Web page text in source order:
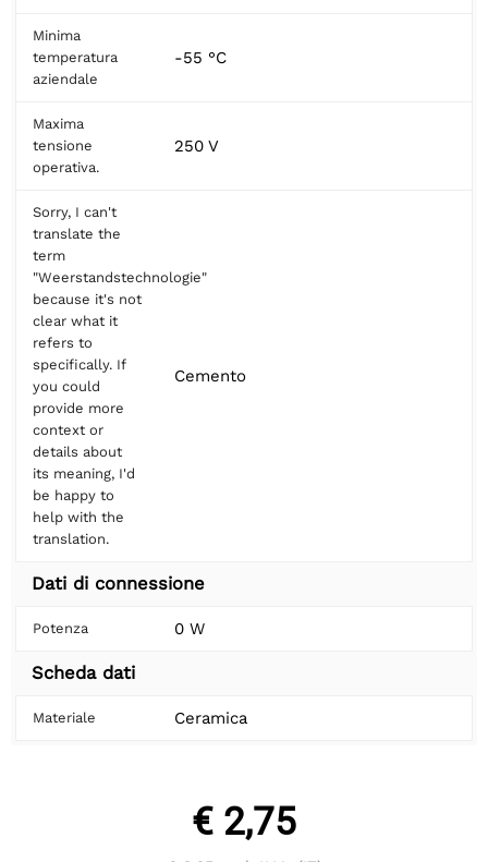
Minima
temperatura
aziendale
-55 °C
Maxima
tensione
operativa.
250 V
Sorry, I can't
translate the
term
"Weerstandstechnologie"
because it's not
clear what it
refers to
specifically. If
you could
provide more
context or
details about
its meaning, I'd
be happy to
help with the
translation.
Cemento
Dati di connessione
Potenza 0 W
Scheda dati
Materiale Ceramica
€ 2,75